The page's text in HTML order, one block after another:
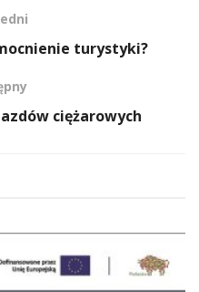
turystyki?
ciężarowych